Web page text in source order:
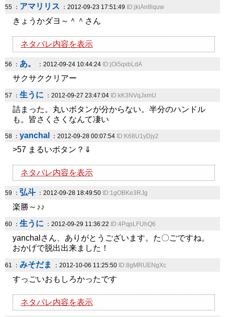
55 ： アマリリス ：2012-09-23 17:51:49 ID:jkiAn8lquw
きょうかダヨ～＾＾さん
ネタバレ内容を表示
56 ： あ。 ：2012-09-24 10:44:24 ID:jOi5qxbLdA
サクサククリアー
57 ： 生うに ：2012-09-27 23:47:04 ID:kK3NVqJxmU
詰まった。丸いボタンが分からない。半分のハンドル
も。皆さくさくなんて凄い
58 ： yanchal ：2012-09-28 00:07:54 ID:K68U1yDjy2
>57 まるいボタン？⇓
ネタバレ内容を表示
59 ： 弘斗 ：2012-09-28 18:49:50 ID:1gOBKe3RJg
楽勝～♪♪
60 ： 生うに ：2012-09-29 11:36:22 ID:4PqpLFUhQ6
yanchalさん、ありがとうございます。た〇ごですね。
おかげで脱出出来ました！
61 ： みそだま ：2012-10-06 11:25:50 ID:8gMRUENgXc
すっごいおもしろかったです
ネタバレ内容を表示